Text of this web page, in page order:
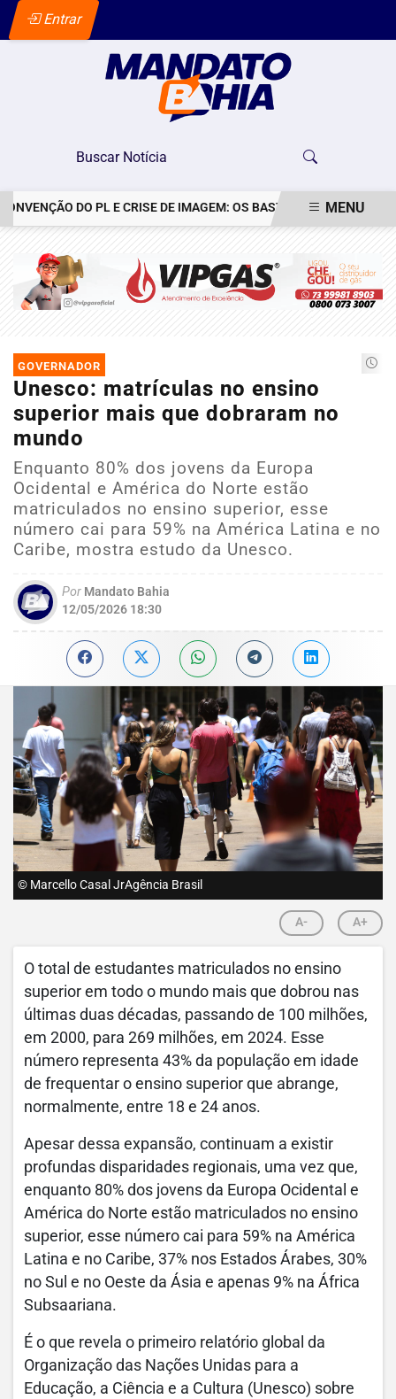
Entrar
DO PL E CRISE DE IMAGEM: OS BASTIDORES DO PEDIDO DE
MENU
GOVERNADOR
Unesco: matrículas no ensino
superior mais que dobraram no
mundo
Enquanto 80% dos jovens da Europa
Ocidental e América do Norte estão
matriculados no ensino superior, esse
número cai para 59% na América Latina e no
Caribe, mostra estudo da Unesco.
Por Mandato Bahia
12/05/2026 18:30
© Marcello Casal JrAgência Brasil
A- A+
O total de estudantes matriculados no ensino
superior em todo o mundo mais que dobrou nas
últimas duas décadas, passando de 100 milhões,
em 2000, para 269 milhões, em 2024. Esse
número representa 43% da população em idade
de frequentar o ensino superior que abrange,
normalmente, entre 18 e 24 anos.
Apesar dessa expansão, continuam a existir
profundas disparidades regionais, uma vez que,
enquanto 80% dos jovens da Europa Ocidental e
América do Norte estão matriculados no ensino
superior, esse número cai para 59% na América
Latina e no Caribe, 37% nos Estados Árabes, 30%
no Sul e no Oeste da Ásia e apenas 9% na África
Subsaariana.
É o que revela o primeiro relatório global da
Organização das Nações Unidas para a
Educação, a Ciência e a Cultura (Unesco) sobre